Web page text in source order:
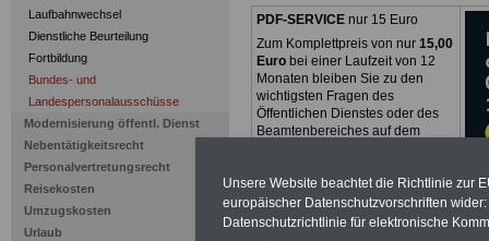
Laufbahnwechsel
Dienstliche Beurteilung
Fortbildung
Bundes- und
Landespersonalausschüsse
Modernisierung öffentl. Dienst
Nebentätigkeitsrecht
Personalvertretungsrecht
Reisekosten
Umzugskosten
Urlaub
PDF-SERVICE nur 15 Euro
Zum Komplettpreis von nur 15,00
Euro bei einer Laufzeit von 12
Monaten bleiben Sie zu den
wichtigsten Fragen des
Öffentlichen Dienstes oder des
Beamtenbereiches auf dem
Bücher bzw. eBooks zum
herunterladen, lesen und
ausdrucken>>>mehr Infos
Unsere Website beachtet die Richtlinie zur
europäischer Datenschutzvorschriften
Datenschutzrichtlinie für elektronische